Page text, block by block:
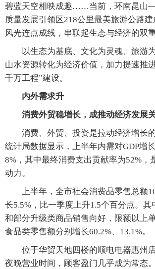
碧蓝天空相映成趣……当前，环南昆山
质量发展引领区218公里最美旅游公路
风光连点成线，串联起生态与经济的双重
以生态为基底、文化为灵魂、旅游
山水资源转化为经济价值，加力提速推
千万工程”建设。
内外需求升
消费外贸稳增长，成推动经济发展
消费、外贸、投资是拉动经济增长
统计局数据显示，上半年内需对GDP增
8%，其中最终消费支出贡献率为52%，
动力。
上半年，全市社会消费品零售总额
长5.5%，比一季度上升1.5个百分点。其
和部分升级类商品销售向好，限额以上
食品类零售额分别增长60.2%、13.1%。
位于华贸天地四楼的顺电电器惠州
夜晚营业时间，顾客盈门几乎成为常态。